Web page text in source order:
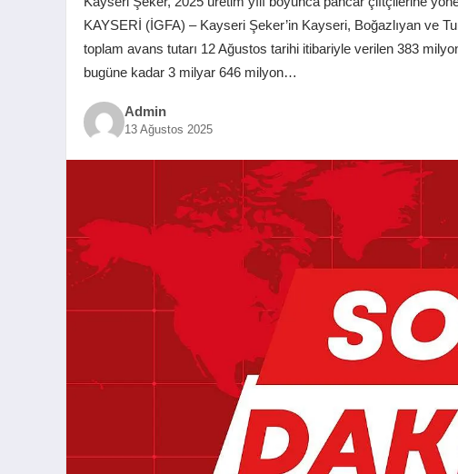
KAYSERİ (İGFA) – Kayseri Şeker’in Kayseri, Boğazlıyan ve
toplam avans tutarı 12 Ağustos tarihi itibariyle verilen 383
bugüne kadar 3 milyar 646 milyon…
Admin
13 Ağustos 2025